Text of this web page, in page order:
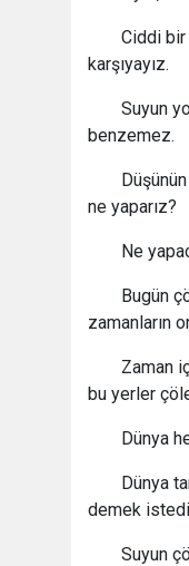
Ciddi bir
karşıyayız.
Suyun
benzemez.
ne yaparız?
Ne
Bugün
zamanların
Zaman
bu yerler
Dünya
Dünya
demek
Suyun